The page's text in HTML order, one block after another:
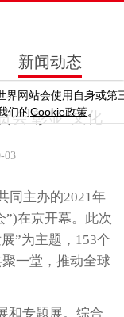
界网站会使用自身或第
们的Cookie政策。
新闻动态
会 彰显“文化
03
同主办的2021年
”)在京开幕。此次
”为主题，153个
一堂，推动全球
和专题展。综合